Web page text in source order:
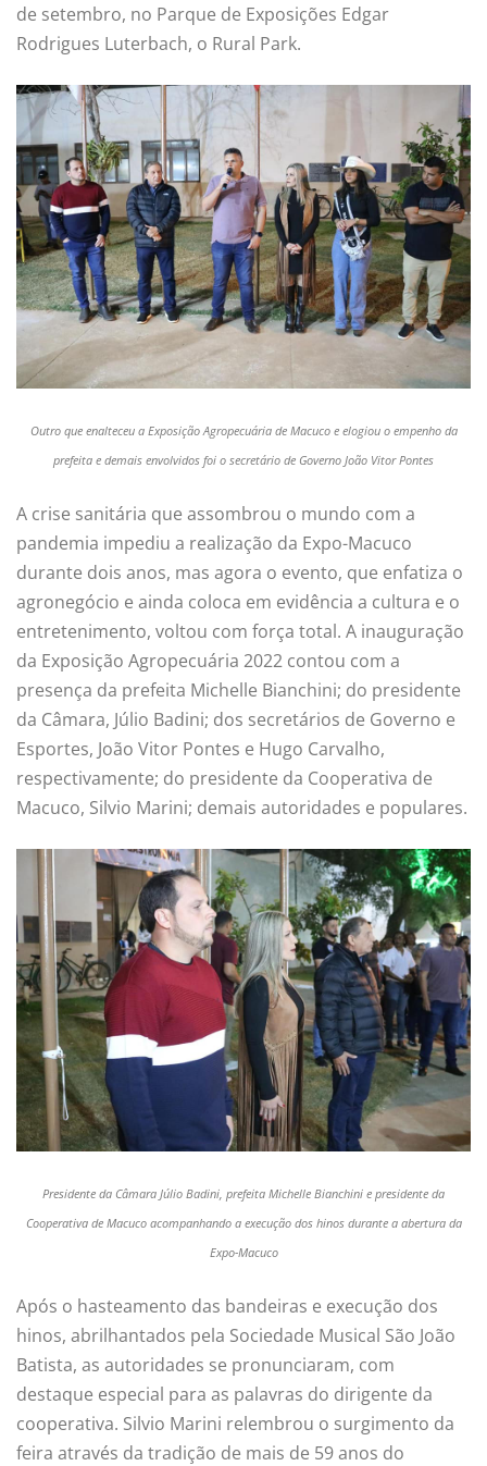
de setembro, no Parque de Exposições Edgar
Rodrigues Luterbach, o Rural Park.
Outro que enalteceu a Exposição Agropecuária de Macuco e elogiou o empenho da
prefeita e demais envolvidos foi o secretário de Governo João Vitor Pontes
A crise sanitária que assombrou o mundo com a
pandemia impediu a realização da Expo-Macuco
durante dois anos, mas agora o evento, que enfatiza o
agronegócio e ainda coloca em evidência a cultura e o
entretenimento, voltou com força total. A inauguração
da Exposição Agropecuária 2022 contou com a
presença da prefeita Michelle Bianchini; do presidente
da Câmara, Júlio Badini; dos secretários de Governo e
Esportes, João Vitor Pontes e Hugo Carvalho,
respectivamente; do presidente da Cooperativa de
Macuco, Silvio Marini; demais autoridades e populares.
Presidente da Câmara Júlio Badini, prefeita Michelle Bianchini e presidente da
Cooperativa de Macuco acompanhando a execução dos hinos durante a abertura da
Expo-Macuco
Após o hasteamento das bandeiras e execução dos
hinos, abrilhantados pela Sociedade Musical São João
Batista, as autoridades se pronunciaram, com
destaque especial para as palavras do dirigente da
cooperativa. Silvio Marini relembrou o surgimento da
feira através da tradição de mais de 59 anos do